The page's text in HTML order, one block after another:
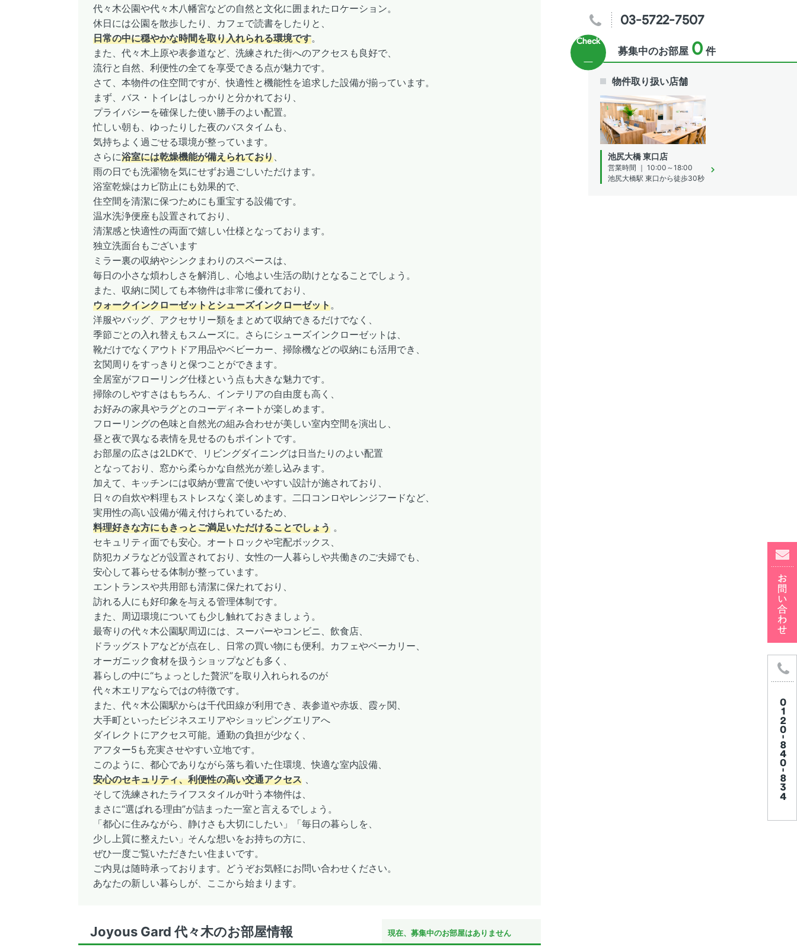
代々木公園や代々木八幡宮などの自然と文化に囲まれたロケーション。
休日には公園を散歩したり、カフェで読書をしたりと、
日常の中に穏やかな時間を取り入れられる環境です。
また、代々木上原や表参道など、洗練された街へのアクセスも良好で、
流行と自然、利便性の全てを享受できる点が魅力です。
さて、本物件の住空間ですが、快適性と機能性を追求した設備が揃っています。
まず、バス・トイレはしっかりと分かれており、
プライバシーを確保した使い勝手のよい配置。
忙しい朝も、ゆったりした夜のバスタイムも、
気持ちよく過ごせる環境が整っています。
さらに浴室には乾燥機能が備えられており、
雨の日でも洗濯物を気にせずお過ごしいただけます。
浴室乾燥はカビ防止にも効果的で、
住空間を清潔に保つためにも重宝する設備です。
温水洗浄便座も設置されており、
清潔感と快適性の両面で嬉しい仕様となっております。
独立洗面台もございます
ミラー裏の収納やシンクまわりのスペースは、
毎日の小さな煩わしさを解消し、心地よい生活の助けとなることでしょう。
また、収納に関しても本物件は非常に優れており、
ウォークインクローゼットとシューズインクローゼット。
洋服やバッグ、アクセサリー類をまとめて収納できるだけでなく、
季節ごとの入れ替えもスムーズに。さらにシューズインクローゼットは、
靴だけでなくアウトドア用品やベビーカー、掃除機などの収納にも活用でき、
玄関周りをすっきりと保つことができます。
全居室がフローリング仕様という点も大きな魅力です。
掃除のしやすさはもちろん、インテリアの自由度も高く、
お好みの家具やラグとのコーディネートが楽しめます。
フローリングの色味と自然光の組み合わせが美しい室内空間を演出し、
昼と夜で異なる表情を見せるのもポイントです。
お部屋の広さは2LDKで、リビングダイニングは日当たりのよい配置
となっており、窓から柔らかな自然光が差し込みます。
加えて、キッチンには収納が豊富で使いやすい設計が施されており、
日々の自炊や料理もストレスなく楽しめます。二口コンロやレンジフードなど、
実用性の高い設備が備え付けられているため、
料理好きな方にもきっとご満足いただけることでしょう 。
セキュリティ面でも安心。オートロックや宅配ボックス、
防犯カメラなどが設置されており、女性の一人暮らしや共働きのご夫婦でも、
安心して暮らせる体制が整っています。
エントランスや共用部も清潔に保たれており、
訪れる人にも好印象を与える管理体制です。
また、周辺環境についても少し触れておきましょう。
最寄りの代々木公園駅周辺には、スーパーやコンビニ、飲食店、
ドラッグストアなどが点在し、日常の買い物にも便利。カフェやベーカリー、
オーガニック食材を扱うショップなども多く、
暮らしの中に“ちょっとした贅沢”を取り入れられるのが
代々木エリアならではの特徴です。
また、代々木公園駅からは千代田線が利用でき、表参道や赤坂、霞ヶ関、
大手町といったビジネスエリアやショッピングエリアへ
ダイレクトにアクセス可能。通勤の負担が少なく、
アフター5も充実させやすい立地です。
このように、都心でありながら落ち着いた住環境、快適な室内設備、
安心のセキュリティ、利便性の高い交通アクセス 、
そして洗練されたライフスタイルが叶う本物件は、
まさに“選ばれる理由”が詰まった一室と言えるでしょう。
「都心に住みながら、静けさも大切にしたい」「毎日の暮らしを、
少し上質に整えたい」そんな想いをお持ちの方に、
ぜひ一度ご覧いただきたい住まいです。
ご内見は随時承っております。どうぞお気軽にお問い合わせください。
あなたの新しい暮らしが、ここから始まります。
Joyous Gard 代々木のお部屋情報 現在、募集中のお部屋はありません
03-5722-7507
募集中のお部屋 0 件
物件取り扱い店舗
池尻大橋 東口店
営業時間 ｜ 10:00～18:00
池尻大橋駅 東口から徒歩30秒